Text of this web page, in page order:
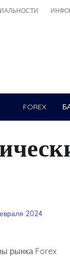
FOREX
2024
рынка Forex